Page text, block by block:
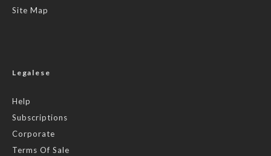
Site Map
Legalese
Help
Subscriptions
Corporate
Terms Of Sale